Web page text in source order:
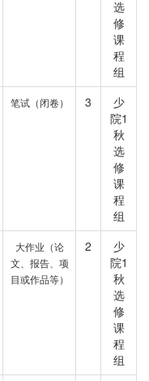
选
修
课
程
组
笔试（闭卷） 3
少
院1
秋
选
修
课
程
组
大作业（论
文、报告、项
目或作品等）
2
少
院1
秋
选
修
课
程
组